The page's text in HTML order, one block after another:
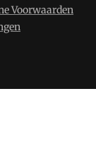
Voorwaarden